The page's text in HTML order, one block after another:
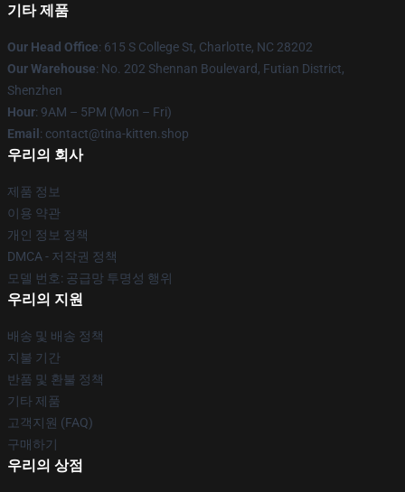
기타 제품
Our Head Office: 615 S College St, Charlotte, NC 28202
Our Warehouse: No. 202 Shennan Boulevard, Futian District,
Shenzhen
Hour: 9AM – 5PM (Mon – Fri)
Email : contact@tina-kitten.shop
우리의 회사
제품 정보
이용 약관
개인 정보 정책
DMCA - 저작권 정책
모델 번호: 공급망 투명성 행위
우리의 지원
배송 및 배송 정책
지불 기간
반품 및 환불 정책
기타 제품
고객지원 (FAQ)
구매하기
우리의 상점